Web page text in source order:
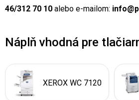
46/312 70 10 alebo e-mailom:
Náplň vhodná pre
XEROX WC 7120